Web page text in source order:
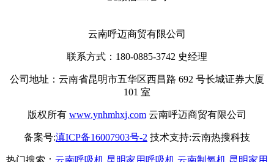
云南呼迈商贸有限公司
联系方式：180-0885-3742 史经理
公司地址：云南省昆明市五华区西昌路 692 号长城证券大厦
101 室
版权所有 www.ynhmhxj.com 云南呼迈商贸有限公司
备案号:滇ICP备16007903号-2 技术支持:云南热搜科技